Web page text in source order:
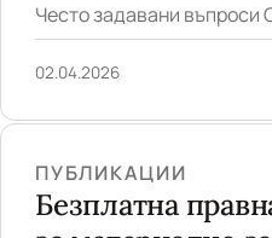
Често задавани въпроси
02.04.2026
ПУБЛИКАЦИИ
Безплатна